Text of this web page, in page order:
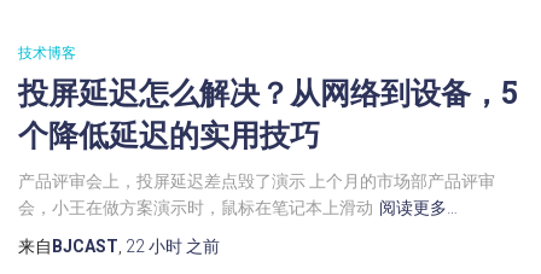
技术博客
投屏延迟怎么解决？从网络到设备，5
个降低延迟的实用技巧
产品评审会上，投屏延迟差点毁了演示 上个月的市场部产品评审
会，小王在做方案演示时，鼠标在笔记本上滑动 阅读更多…
来自 BJCAST 22 小时 之前